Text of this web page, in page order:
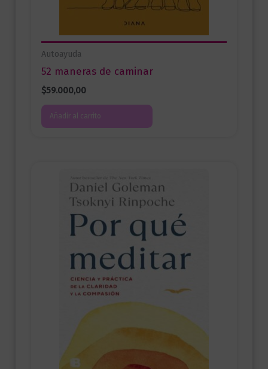
Autoayuda
52 maneras de caminar
$59.000,00
Añadir al carrito